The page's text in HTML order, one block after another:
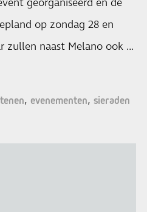
georganiseerd en de
op zondag 28 en
zullen naast Melano ook …
evenementen sieraden